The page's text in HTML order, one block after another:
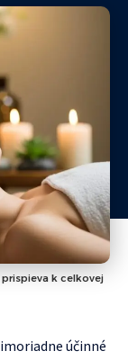
prispieva k celkovej
účinné